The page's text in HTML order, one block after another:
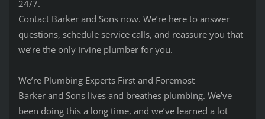
24/7.
Contact Barker and Sons now. We’re here to answer
questions, schedule service calls, and reassure you that
we’re the only Irvine plumber for you.
We’re Plumbing Experts First and Foremost
Barker and Sons lives and breathes plumbing. We’ve
been doing this a long time, and we’ve learned a lot